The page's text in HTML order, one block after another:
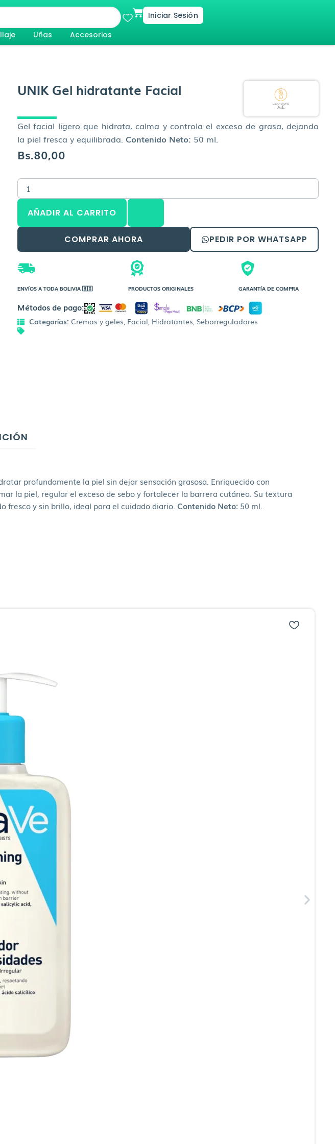
CartIniciar Sesión
Uñas Accesorios
UNIK Gel hidratante Facial
Gel facial ligero que hidrata, calma y controla el exceso de grasa, dejando
la piel fresca y equilibrada. Contenido Neto: 50 ml.
Bs.80,00
UNIK
Gel
hidratante
Facial
cantidad
AÑADIR AL CARRITO
COMPRAR AHORA PEDIR POR WHATSAPP
ENVÍOS A TODA BOLIVIA 🇧🇴 PRODUCTOS ORIGINALES GARANTÍA DE COMPRA
Métodos de pago:
Categorías: Cremas y geles Facial Hidratantes Seborreguladores
profundamente la piel sin dejar sensación grasosa. Enriquecido con
la piel, regular el exceso de sebo y fortalecer la barrera cutánea. Su textura
fresco y sin brillo, ideal para el cuidado diario. Contenido Neto: 50 ml.